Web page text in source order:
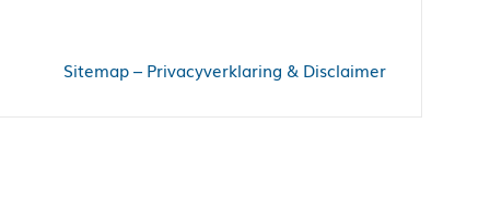
Sitemap– Privacyverklaring & Disclaimer